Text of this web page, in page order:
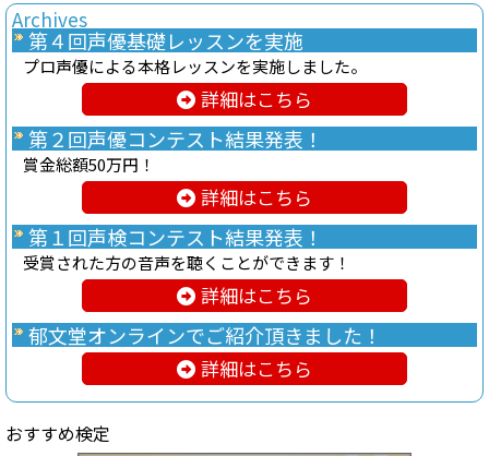
Archives
第４回声優基礎レッスンを実施
プロ声優による本格レッスンを実施しました。
詳細はこちら
第２回声優コンテスト結果発表！
賞金総額50万円！
詳細はこちら
第１回声検コンテスト結果発表！
受賞された方の音声を聴くことができます！
詳細はこちら
郁文堂オンラインでご紹介頂きました！
詳細はこちら
おすすめ検定